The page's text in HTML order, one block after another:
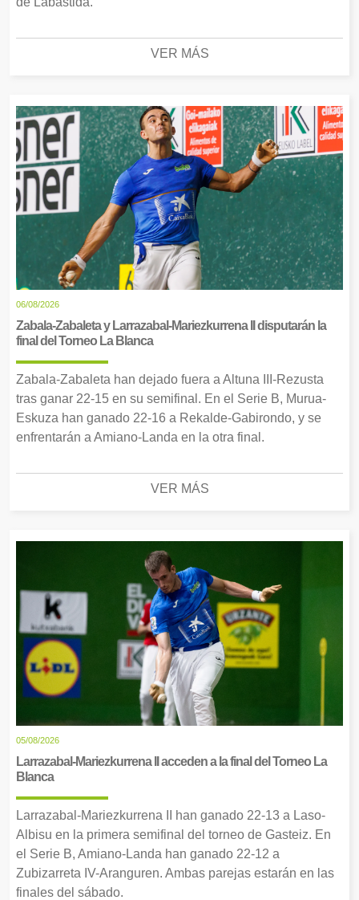
VER MÁS
06/08/2026
Zabala-Zabaleta y Larrazabal-Mariezkurrena II disputarán la
final del Torneo La Blanca
Zabala-Zabaleta han dejado fuera a Altuna III-Rezusta
tras ganar 22-15 en su semifinal. En el Serie B, Murua-
Eskuza han ganado 22-16 a Rekalde-Gabirondo, y se
enfrentarán a Amiano-Landa en la otra final.
VER MÁS
05/08/2026
Larrazabal-Mariezkurrena II acceden a la final del Torneo La
Blanca
Larrazabal-Mariezkurrena II han ganado 22-13 a Laso-
Albisu en la primera semifinal del torneo de Gasteiz. En
el Serie B, Amiano-Landa han ganado 22-12 a
Zubizarreta IV-Aranguren. Ambas parejas estarán en las
finales del sábado.